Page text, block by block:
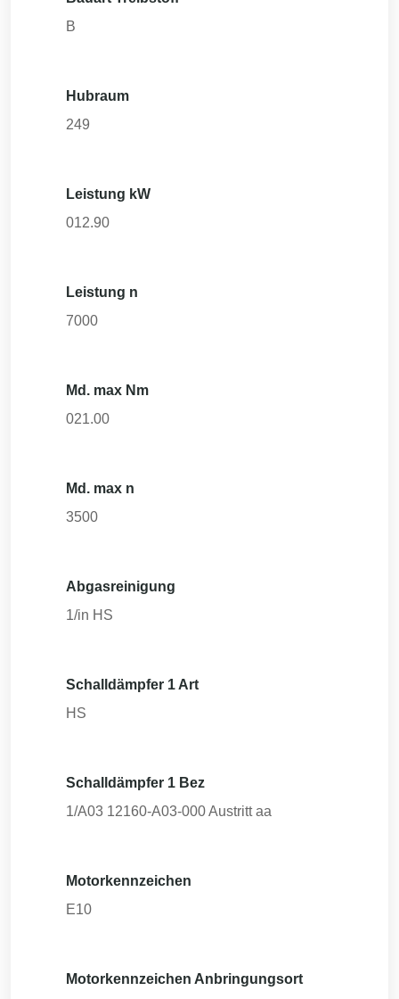
B
Hubraum
249
Leistung kW
012.90
Leistung n
7000
Md. max Nm
021.00
Md. max n
3500
Abgasreinigung
1/in HS
Schalldämpfer 1 Art
HS
Schalldämpfer 1 Bez
1/A03 12160-A03-000 Austritt aa
Motorkennzeichen
E10
Motorkennzeichen Anbringungsort